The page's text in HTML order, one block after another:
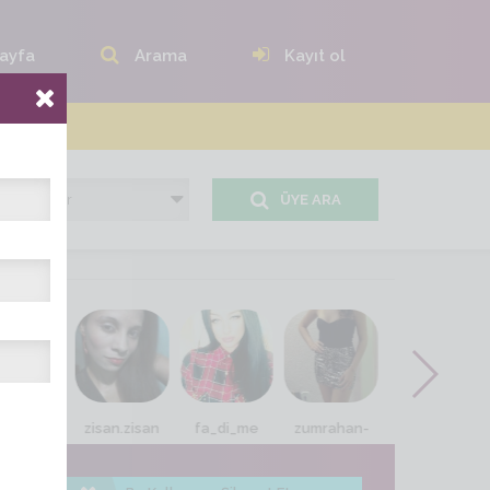
Arama Kayıt ol
ÜYE ARA
zisan.zisan fa_di_me zumrahan-